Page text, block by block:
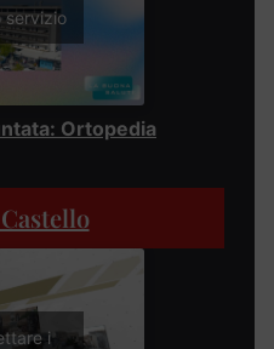
servizio
Ortopedia
i